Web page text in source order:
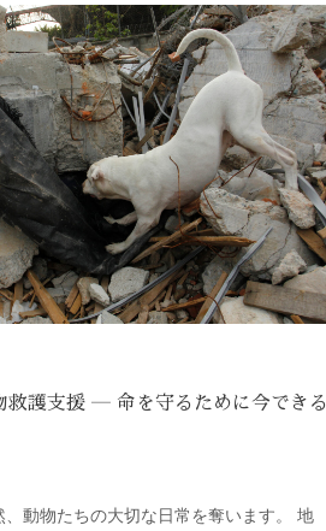
救護支援 ― 命を守るために今できる
、動物たちの大切な日常を奪います。 地